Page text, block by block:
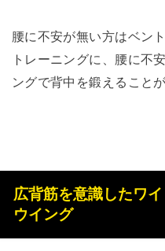
腰に不安が無い方はベン
トレーニングに、腰に不
ングで背中を鍛えること
広背筋を意識したワ
ウイング